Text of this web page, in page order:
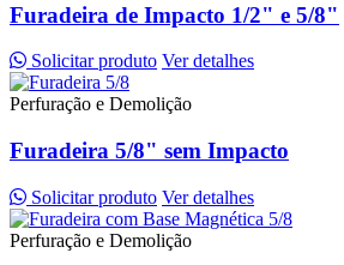
Furadeira de Impacto 1/2" e 5/8"
Solicitar produto Ver detalhes
Perfuração e Demolição
Furadeira 5/8" sem Impacto
Solicitar produto Ver detalhes
Perfuração e Demolição